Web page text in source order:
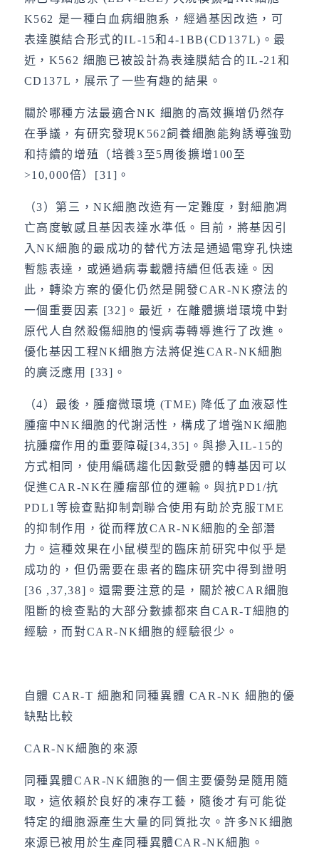
K562 是一種白血病細胞系，經過基因改造，可
表達膜結合形式的IL-15和4-1BB(CD137L)。最
近，K562 細胞已被設計為表達膜結合的IL-21和
CD137L，展示了一些有趣的結果。
關於哪種方法最適合NK 細胞的高效擴增仍然存
在爭議，有研究發現K562飼養細胞能夠誘導強勁
和持續的增殖（培養3至5周後擴增100至
>10,000倍）[31]。
（3）第三，NK細胞改造有一定難度，對細胞凋
亡高度敏感且基因表達水準低。目前，將基因引
入NK細胞的最成功的替代方法是通過電穿孔快速
暫態表達，或通過病毒載體持續但低表達。因
此，轉染方案的優化仍然是開發CAR-NK療法的
一個重要因素 [32]。最近，在離體擴增環境中對
原代人自然殺傷細胞的慢病毒轉導進行了改進。
優化基因工程NK細胞方法將促進CAR-NK細胞
的廣泛應用 [33]。
（4）最後，腫瘤微環境 (TME) 降低了血液惡性
腫瘤中NK細胞的代謝活性，構成了增強NK細胞
抗腫瘤作用的重要障礙[34,35]。與摻入IL-15的
方式相同，使用編碼趨化因數受體的轉基因可以
促進CAR-NK在腫瘤部位的運輸。與抗PD1/抗
PDL1等檢查點抑制劑聯合使用有助於克服TME
的抑制作用，從而釋放CAR-NK細胞的全部潛
力。這種效果在小鼠模型的臨床前研究中似乎是
成功的，但仍需要在患者的臨床研究中得到證明
[36 ,37,38]。還需要注意的是，關於被CAR細胞
阻斷的檢查點的大部分數據都來自CAR-T細胞的
經驗，而對CAR-NK細胞的經驗很少。
自體 CAR-T 細胞和同種異體 CAR-NK 細胞的優
缺點比較
CAR-NK細胞的來源
同種異體CAR-NK細胞的一個主要優勢是隨用隨
取，這依賴於良好的凍存工藝，隨後才有可能從
特定的細胞源產生大量的同質批次。許多NK細胞
來源已被用於生產同種異體CAR-NK細胞。